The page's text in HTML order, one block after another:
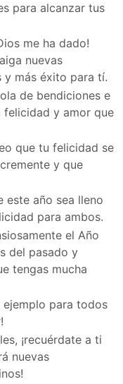
para alcanzar tus
me ha dado!
nuevas
y más éxito para tí.
de bendiciones e
felicidad y amor que
que tu felicidad se
y que
este año sea lleno
para ambos.
el Año
del pasado y
tengas mucha
ejemplo para todos
¡recuérdate a ti
nuevas